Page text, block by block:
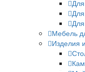
Мебель
Изделия